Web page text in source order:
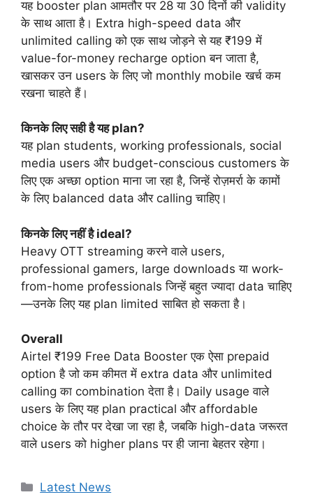
यह booster plan आमतौर पर 28 या 30 दिनों की validity
के साथ आता है। Extra high-speed data और
unlimited calling को एक साथ जोड़ने से यह ₹199 में
value-for-money recharge option बन जाता है,
खासकर उन users के लिए जो monthly mobile खर्च कम
रखना चाहते हैं।
किनके लिए सही है यह plan?
यह plan students, working professionals, social
media users और budget-conscious customers के
लिए एक अच्छा option माना जा रहा है, जिन्हें रोज़मर्रा के कामों
के लिए balanced data और calling चाहिए।
किनके लिए नहीं है ideal?
Heavy OTT streaming करने वाले users,
professional gamers, large downloads या work-
from-home professionals जिन्हें बहुत ज्यादा data चाहिए
—उनके लिए यह plan limited साबित हो सकता है।
Overall
Airtel ₹199 Free Data Booster एक ऐसा prepaid
option है जो कम कीमत में extra data और unlimited
calling का combination देता है। Daily usage वाले
users के लिए यह plan practical और affordable
choice के तौर पर देखा जा रहा है, जबकि high-data जरूरत
वाले users को higher plans पर ही जाना बेहतर रहेगा।
Categories
Latest News